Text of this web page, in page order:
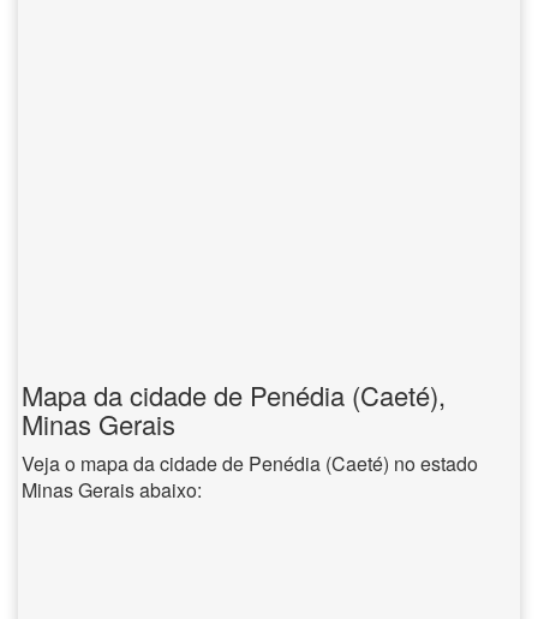
Mapa da cidade de Penédia (Caeté),
Minas Gerais
Veja o mapa da cidade de Penédia (Caeté) no estado
Minas Gerais abaixo: